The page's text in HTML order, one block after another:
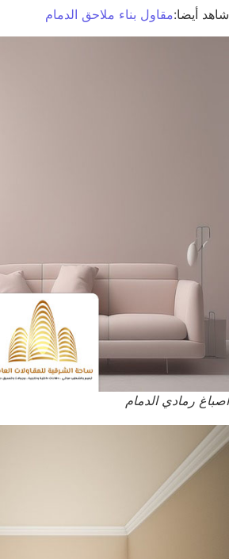
شاهد أيضا:مقاول بناء ملاحق الدمام
اصباغ رمادي الدمام